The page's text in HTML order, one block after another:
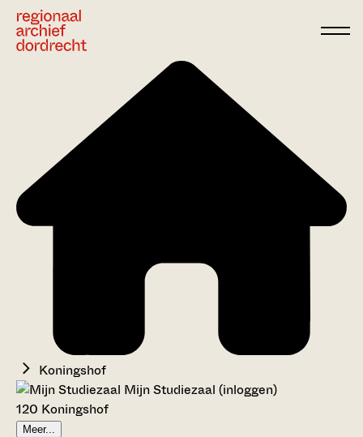
Koningshof
Mijn Studiezaal (inloggen)
120 Koningshof
Meer...